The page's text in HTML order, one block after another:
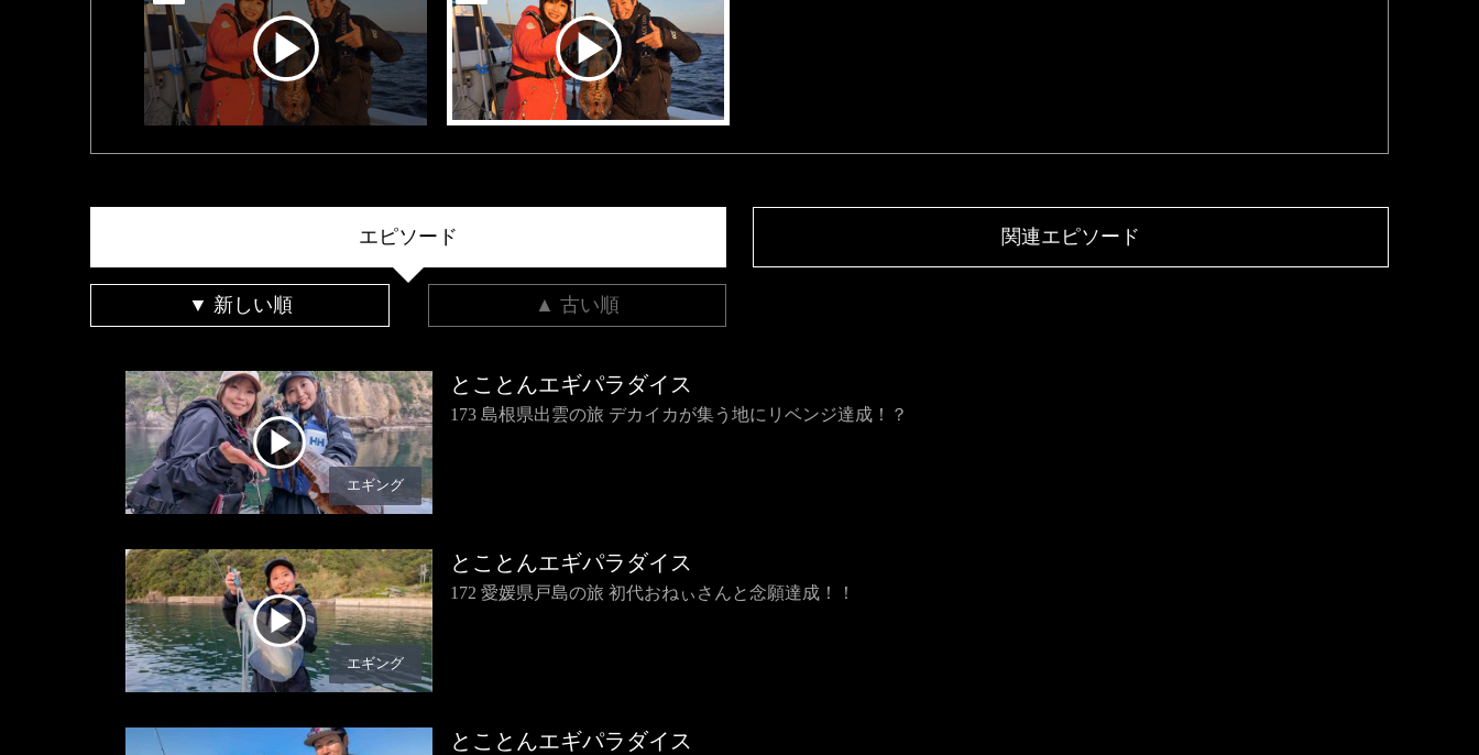
エピソード 関連エピソード
▼ 新しい順 ▲ 古い順
エギング
とことんエギパラダイス
173 島根県出雲の旅 デカイカが集う地にリベンジ達成！？
エギング
とことんエギパラダイス
172 愛媛県戸島の旅 初代おねぃさんと念願達成！！
とことんエギパラダイス